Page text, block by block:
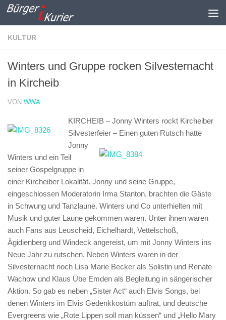
Zum Inhalt springen
KULTUR
Winters und Gruppe rocken Silvesternacht
in Kircheib
VON WWA
KIRCHEIB – Jonny Winters rockt Kircheiber
Silvesterfeier – Einen guten Rutsch hatte
Jonny
Winters und ein Teil
seiner Gospelgruppe in
einer Kircheiber Lokalität. Jonny und seine Gruppe,
eingeschlossen Moderatorin Irma Stanton, brachten die Gäste
in Schwung und Tanzlaune. Winters und Co unterhielten mit
Musik und guter Laune gekommen waren. Unter ihnen waren
auch Fans aus Leuscheid, Eichelhardt, Vettelschoß,
Ägidienberg und Windeck angereist, um mit Jonny Winters ins
Neue Jahr zu rutschen. Neben Winters waren in der
Silvesternacht noch Lisa Marie Becker als Solistin und Renate
Wachow und Klaus Übe Emden als Begleitung in sängerischer
Aktion. So gab es neben „Sister Act“ auch Elvis Songs, bei
denen Winters im Elvis Gedenkkostüm auftrat, und deutsche
Evergreens wie „Rote Lippen soll man küssen“ und „Hello Mary